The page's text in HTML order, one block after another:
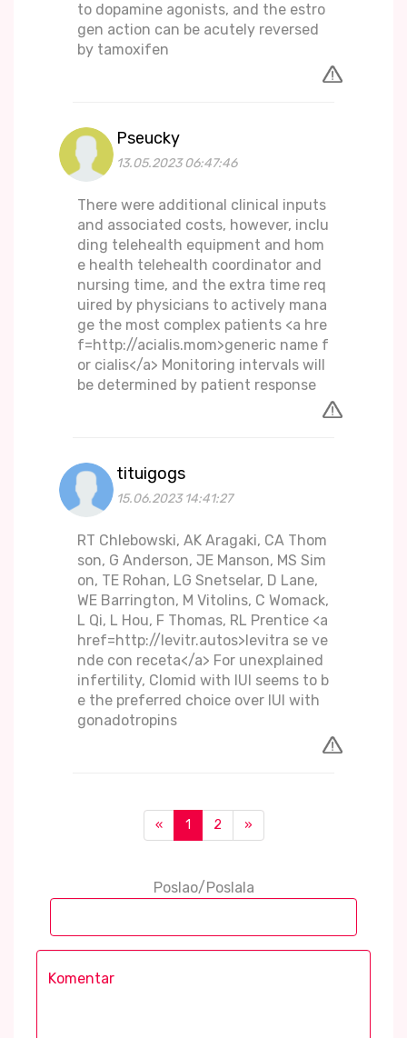
to dopamine agonists, and the estro
gen action can be acutely reversed
by tamoxifen
Pseucky
13.05.2023 06:47:46
There were additional clinical inputs
and associated costs, however, inclu
ding telehealth equipment and hom
e health telehealth coordinator and
nursing time, and the extra time req
uired by physicians to actively mana
ge the most complex patients <a hre
f=http://acialis.mom>generic name f
or cialis</a> Monitoring intervals will
be determined by patient response
tituigogs
15.06.2023 14:41:27
RT Chlebowski, AK Aragaki, CA Thom
son, G Anderson, JE Manson, MS Sim
on, TE Rohan, LG Snetselar, D Lane,
WE Barrington, M Vitolins, C Womack,
L Qi, L Hou, F Thomas, RL Prentice <a
href=http://levitr.autos>levitra se ve
nde con receta</a> For unexplained
infertility, Clomid with IUI seems to b
e the preferred choice over IUI with
gonadotropins
« 1 2 »
Poslao/Poslala